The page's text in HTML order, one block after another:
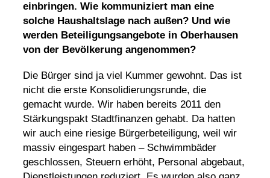
einbringen. Wie kommuniziert man eine
solche Haushaltslage nach außen? Und wie
werden Beteiligungsangebote in Oberhausen
von der Bevölkerung angenommen?
Die Bürger sind ja viel Kummer gewohnt. Das ist
nicht die erste Konsolidierungsrunde, die
gemacht wurde. Wir haben bereits 2011 den
Stärkungspakt Stadtfinanzen gehabt. Da hatten
wir auch eine riesige Bürgerbeteiligung, weil wir
massiv eingespart haben – Schwimmbäder
geschlossen, Steuern erhöht, Personal abgebaut,